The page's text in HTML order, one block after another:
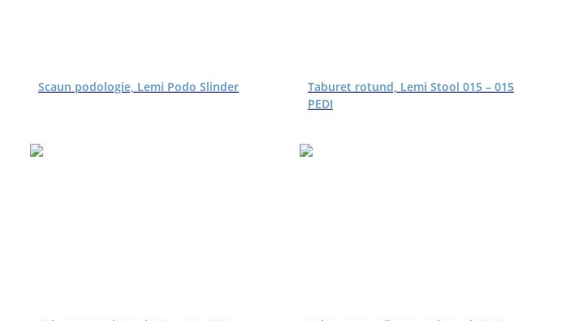
Scaun podologie, Lemi Podo Slinder
Taburet rotund, Lemi Stool 015 – 015
PEDI